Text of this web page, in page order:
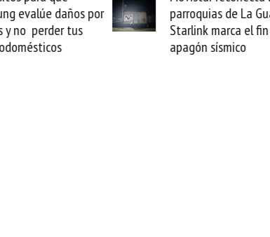
daños por
perder tus
parroquias de La Guaira
Starlink marca el fin del
apagón sísmico